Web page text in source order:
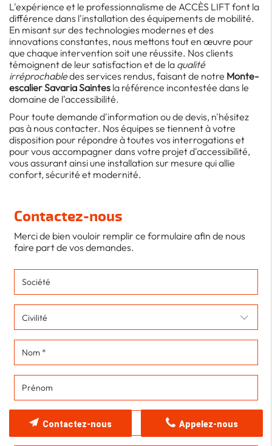
L'expérience et le professionnalisme de ACCÈS LIFT font la
différence dans l'installation des équipements de mobilité.
En misant sur des technologies modernes et des
innovations constantes, nous mettons tout en œuvre pour
que chaque intervention soit une réussite. Nos clients
témoignent de leur satisfaction et de la qualité
irréprochabledes services rendus, faisant de notre Monte-
escalier Savaria Saintes la référence incontestée dans le
domaine de l'accessibilité.
Pour toute demande d'information ou de devis, n'hésitez
pas à nous contacter. Nos équipes se tiennent à votre
disposition pour répondre à toutes vos interrogations et
pour vous accompagner dans votre projet d'accessibilité,
vous assurant ainsi une installation sur mesure qui allie
confort, sécurité et modernité.
Contactez-nous
Merci de bien vouloir remplir ce formulaire afin de nous
faire part de vos demandes.
Appelez-nous
Contactez-nous